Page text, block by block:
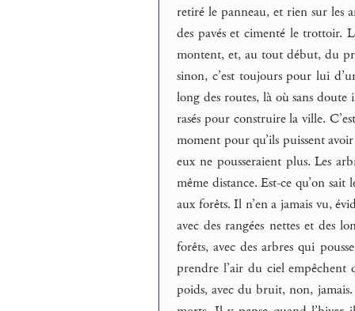
retiré le panneau, et rien sur les
des pavés et cimenté le trottoir.
montent, et, au tout début, du
sinon, c’est toujours pour lui
long des routes, là où sans doute
rasés pour construire la ville.
moment pour qu’ils puissent
eux ne pousseraient plus. Les
même distance. Est-ce qu’on
aux forêts. Il n’en a jamais vu,
avec des rangées nettes et des
forêts, avec des arbres qui
prendre l’air du ciel empêchent
poids, avec du bruit, non,